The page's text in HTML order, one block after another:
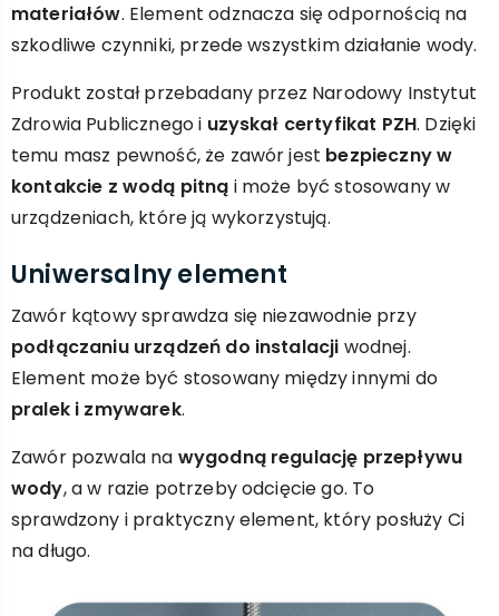
materiałów. Element odznacza się odpornością na
szkodliwe czynniki, przede wszystkim działanie wody.
Produkt został przebadany przez Narodowy Instytut
Zdrowia Publicznego i uzyskał certyfikat PZH. Dzięki
temu masz pewność, że zawór jest bezpieczny w
kontakcie z wodą pitną i może być stosowany w
urządzeniach, które ją wykorzystują.
Uniwersalny element
Zawór kątowy sprawdza się niezawodnie przy
podłączaniu urządzeń do instalacji wodnej.
Element może być stosowany między innymi do
pralek i zmywarek.
Zawór pozwala na wygodną regulację przepływu
wody, a w razie potrzeby odcięcie go. To
sprawdzony i praktyczny element, który posłuży Ci
na długo.